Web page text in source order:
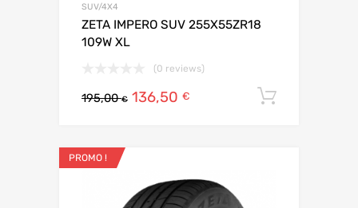
SUV/4X4
ZETA IMPERO SUV 255X55ZR18
109W XL
(0 reviews)
195,00€ 136,50 €
PROMO !